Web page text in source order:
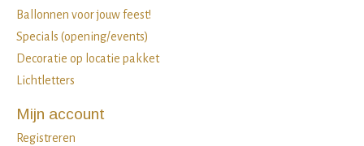
Ballonnen voor jouw feest!
Specials (opening/events)
Decoratie op locatie pakket
Lichtletters
Mijn account
Registreren